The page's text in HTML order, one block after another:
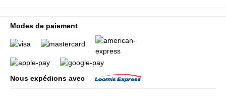
Modes de paiement
Nous expédions avec